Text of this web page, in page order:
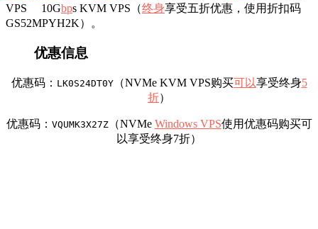
VPS 10Gbps KVM VPS（终身享受五折优惠，使用折扣码
GS52MPYH2K）。
优惠信息
优惠码： LK0S24DT0Y（NVMe KVM VPS购买可以享受终身5
折）
优惠码： VQUMK3X27Z（NVMe Windows VPS使用优惠码购买可
以享受终身7折）